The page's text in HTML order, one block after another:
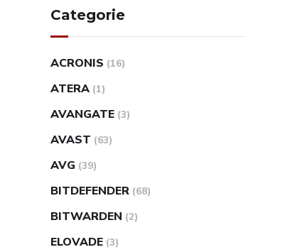
Categorie
ACRONIS (16)
ATERA (1)
AVANGATE (3)
AVAST (63)
AVG (39)
BITDEFENDER (68)
BITWARDEN (2)
ELOVADE (3)